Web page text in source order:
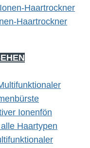
Haartrockner